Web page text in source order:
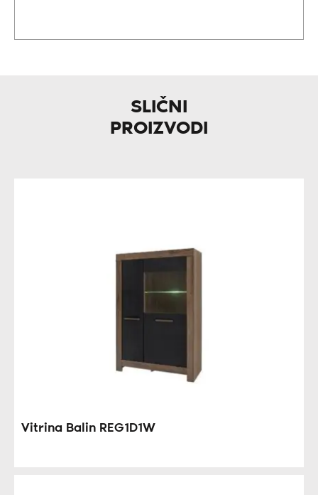
SLIČNI
PROIZVODI
Vitrina Balin REG1D1W